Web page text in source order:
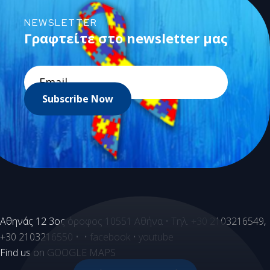
NEWSLETTER
Γραφτείτε στο newsletter μας
Subscribe Now
Aθηνάς 12 3ος όροφος 10551 Αθήνα • Τηλ. +30 2103216549,
+30 2103216550 • • facebook • youtube
Find us on GOOGLE MAPS